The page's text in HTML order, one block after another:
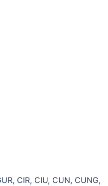
CIR, CIU, CUN, CUNG,